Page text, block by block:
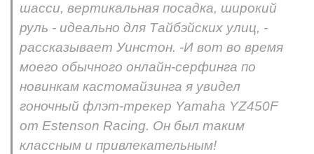
шасси, вертикальная посадка, широкий
руль - идеально для Тайбэйских улиц, -
рассказывает Уинстон. -И вот во время
моего обычного онлайн-серфинга по
новинкам кастомайзинга я увидел
гоночный флэт-трекер Yamaha YZ450F
от Estenson Racing. Он был таким
классным и привлекательным!